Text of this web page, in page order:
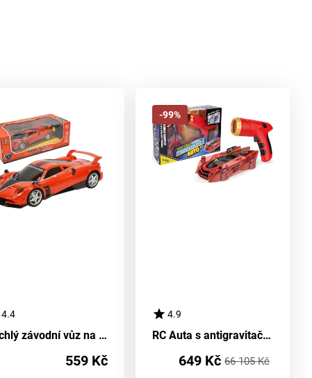
4.4
Rychlý závodní vůz na dálkové ovládání - rudý
559 Kč
-99%
4.9
RC Auta s antigravitační technologií a laserem, 15 cm, červené, Wiky RC, W012562
649 Kč 66 105 Kč